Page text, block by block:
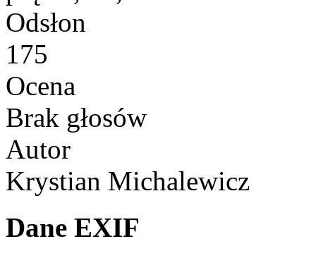
Odsłon
175
Ocena
Brak głosów
Autor
Krystian Michalewicz
Dane EXIF